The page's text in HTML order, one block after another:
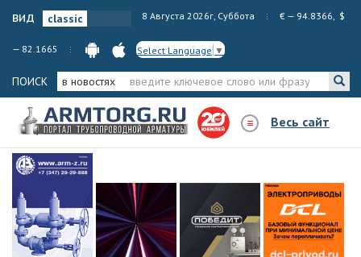
вид 8 Августа 2026г, Суббота € — 94.8366, $
— 82.1665 Select Language ▼
ПОИСК в новостях
Весь сайт